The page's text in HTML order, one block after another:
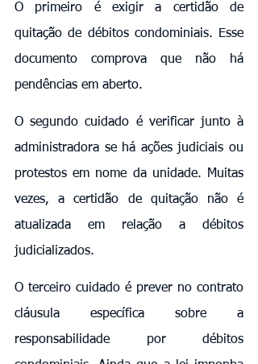
O primeiro é exigir a certidão de
quitação de débitos condominiais. Esse
documento comprova que não há
pendências em aberto.
O segundo cuidado é verificar junto à
administradora se há ações judiciais ou
protestos em nome da unidade. Muitas
vezes, a certidão de quitação não é
atualizada em relação a débitos
judicializados.
O terceiro cuidado é prever no contrato
cláusula específica sobre a
responsabilidade por débitos